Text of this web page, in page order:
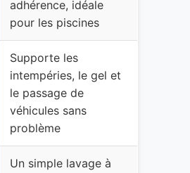
adhérence, idéale
pour les piscines
Supporte les
intempéries, le gel et
le passage de
véhicules sans
problème
Un simple lavage à